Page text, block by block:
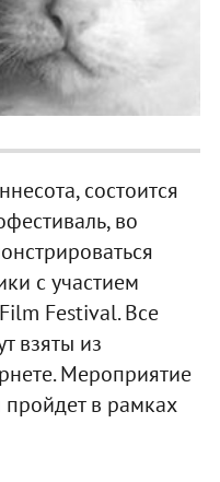
состоится
во
с участием
Festival. Все
взяты из
Мероприятие
пройдет в рамках